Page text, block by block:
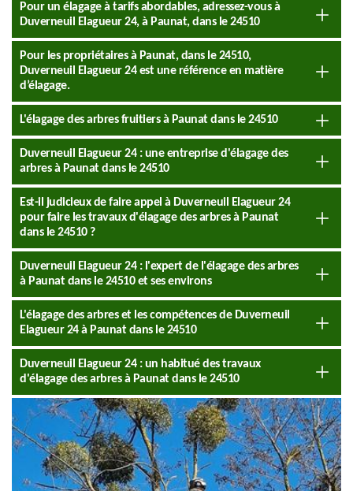
Pour un élagage à tarifs abordables, adressez-vous à
Duverneuil Elagueur 24, à Paunat, dans le 24510
Pour les propriétaires à Paunat, dans le 24510,
Duverneuil Elagueur 24 est une référence en matière
d’élagage.
L'élagage des arbres fruitiers à Paunat dans le 24510
Duverneuil Elagueur 24 : une entreprise d'élagage des
arbres à Paunat dans le 24510
Est-il judicieux de faire appel à Duverneuil Elagueur 24
pour faire les travaux d'élagage des arbres à Paunat
dans le 24510 ?
Duverneuil Elagueur 24 : l'expert de l'élagage des arbres
à Paunat dans le 24510 et ses environs
L'élagage des arbres et les compétences de Duverneuil
Elagueur 24 à Paunat dans le 24510
Duverneuil Elagueur 24 : un habitué des travaux
d'élagage des arbres à Paunat dans le 24510